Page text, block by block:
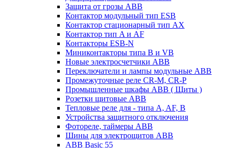
Защита от грозы ABB
Контактор модульный тип ESB
Контактор стационарный тип AX
Контактор тип A и AF
Контакторы ESB-N
Миниконтакторы типа B и VB
Новые электросчетчики ABB
Переключатели и лампы модульные ABB
Промежуточные реле CR-M, CR-P
Промышленные шкафы ABB ( Щиты )
Розетки щитовые ABB
Тепловые реле для - типа A, AF, B
Устройства защитного отключения
Фотореле, таймеры ABB
Шины для электрощитов АВВ
ABB Basic 55